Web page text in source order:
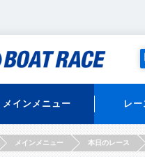
メインメニュー レ
HOMEメインメニュー 本日のレース